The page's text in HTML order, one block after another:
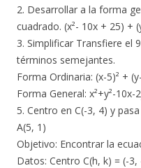
2. Desarrollar a la forma
cuadrado. (x²- 10x + 25) +
3. Simplificar Transfiere el
términos semejantes.
Forma Ordinaria: (x-5)² +
Forma General: x²+y²-10x-
5. Centro en C(-3, 4) y
A(5, 1)
​Objetivo: Encontrar la
​Datos: Centro C(h, k) = (-